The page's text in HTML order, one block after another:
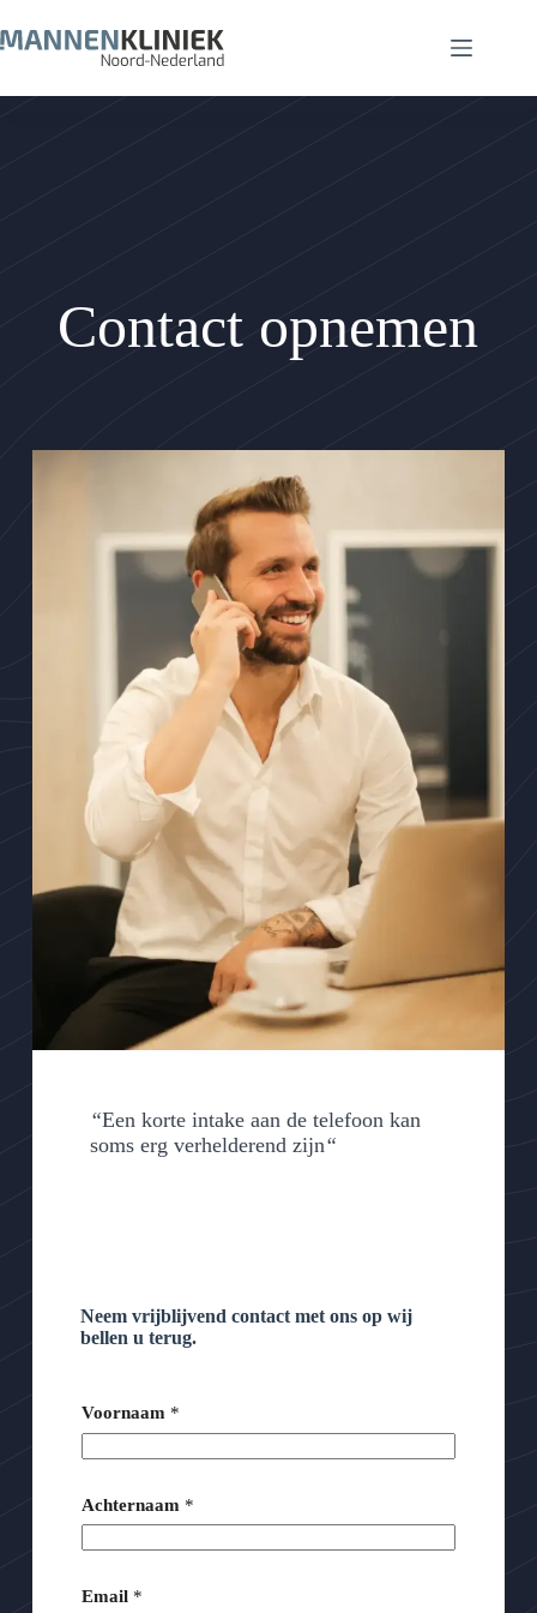
naar
de
Contact opnemen
“Een korte intake aan de telefoon kan
soms erg verhelderend zijn“
Neem vrijblijvend contact met ons op wij
bellen u terug.
Voornaam *
Achternaam *
e
Email *